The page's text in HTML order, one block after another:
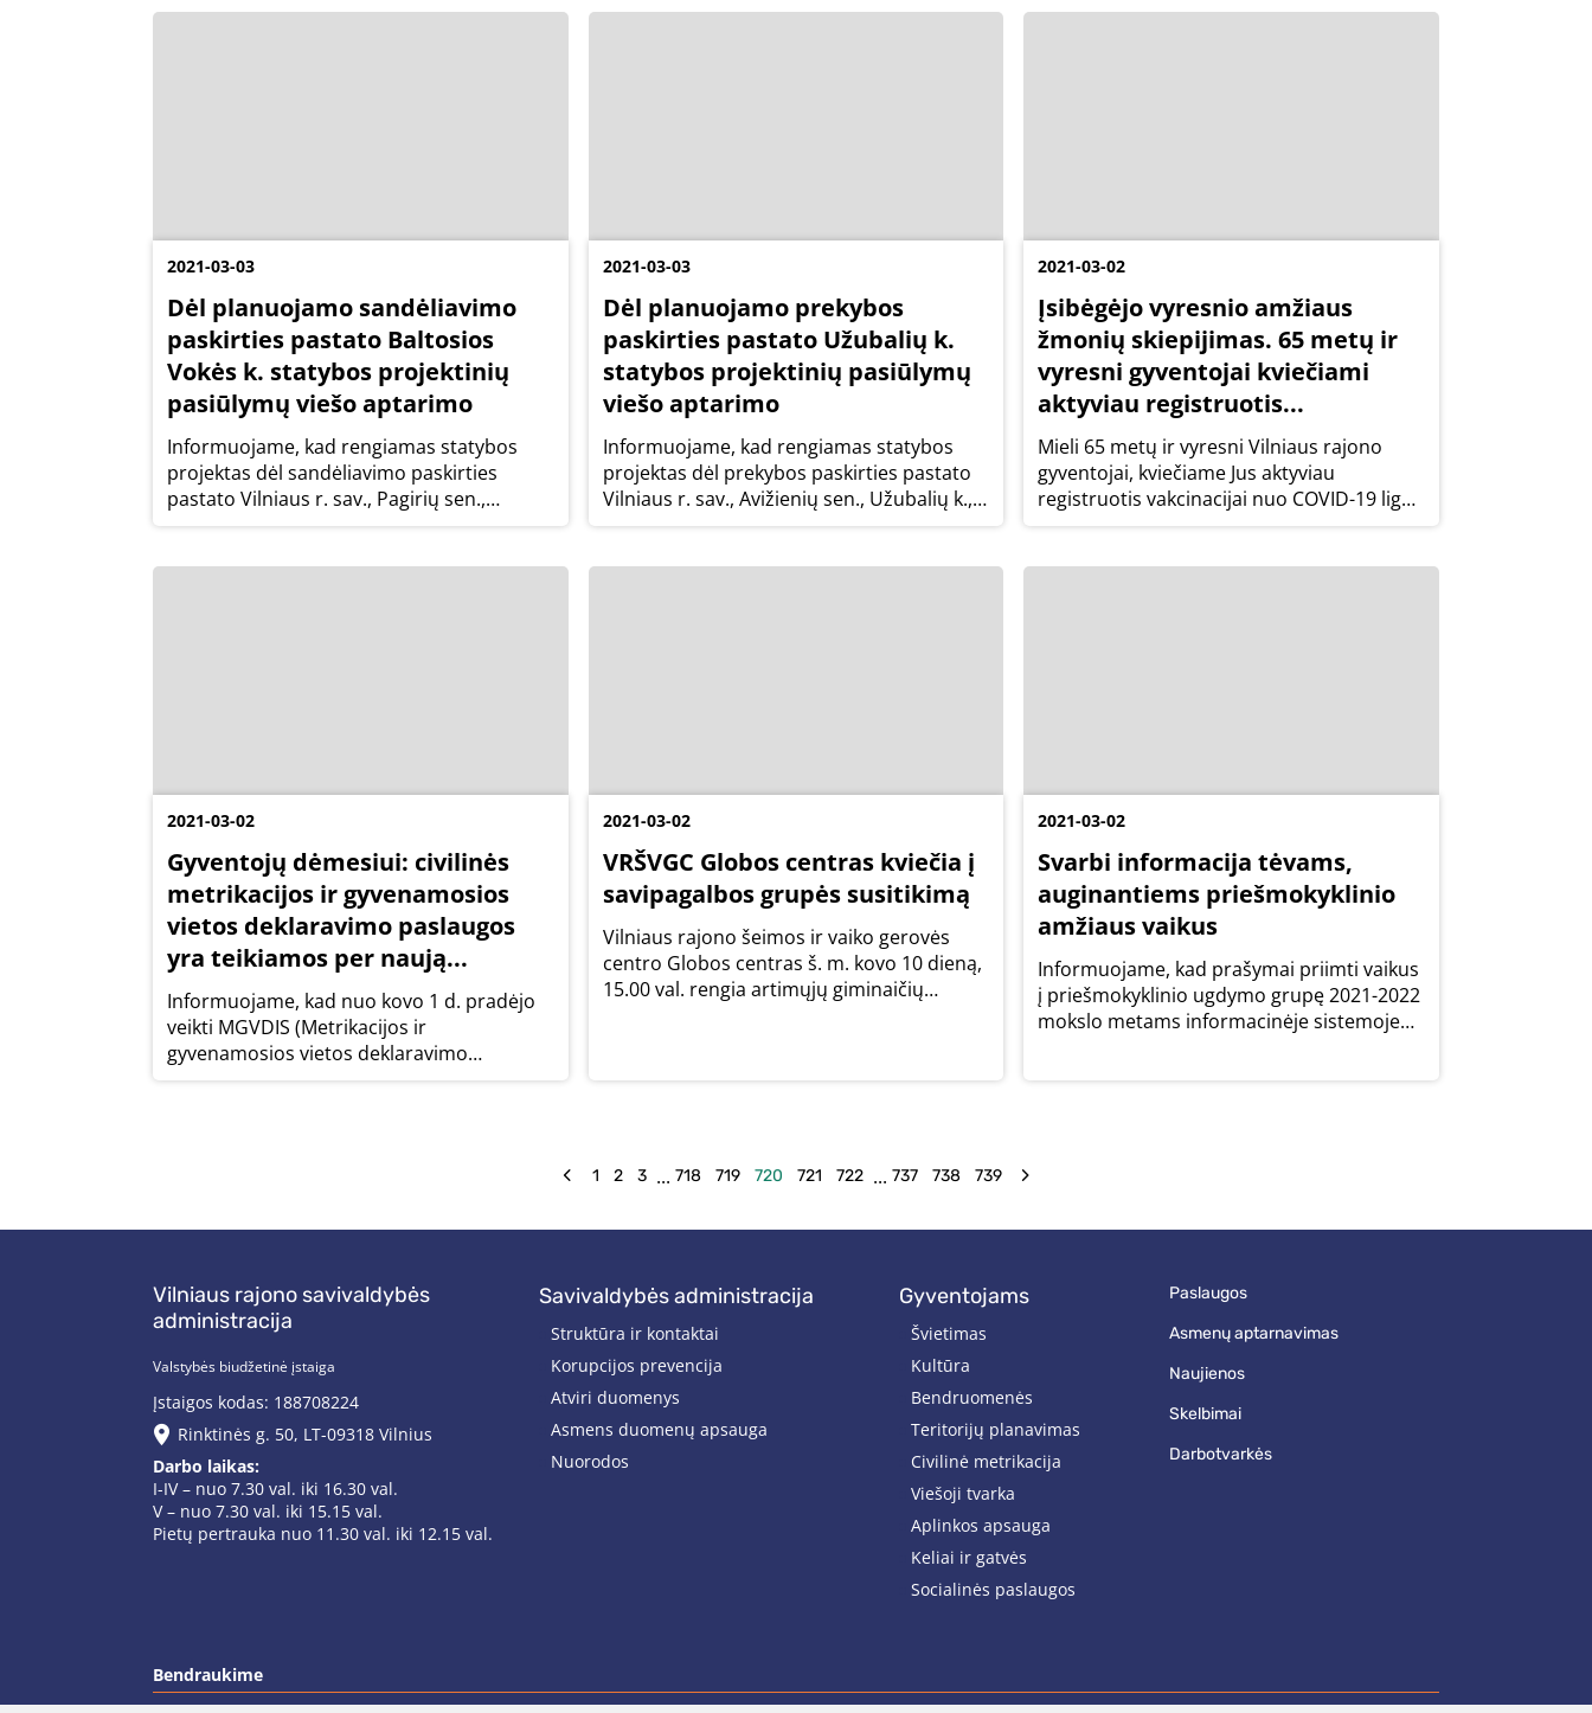
2021-03-03
Dėl planuojamo sandėliavimo
paskirties pastato Baltosios
Vokės k. statybos projektinių
pasiūlymų viešo aptarimo
Informuojame, kad rengiamas statybos
projektas dėl sandėliavimo paskirties
pastato Vilniaus r. sav., Pagirių sen.,
Baltosios Vokės k., Miško g. 8A.
2021-03-03
Dėl planuojamo prekybos
paskirties pastato Užubalių k.
statybos projektinių pasiūlymų
viešo aptarimo
Informuojame, kad rengiamas statybos
projektas dėl prekybos paskirties pastato
Vilniaus r. sav., Avižienių sen., Užubalių k.,
Senasis Ukmergės kel. 3A.
2021-03-02
Įsibėgėjo vyresnio amžiaus
žmonių skiepijimas. 65 metų ir
vyresni gyventojai kviečiami
aktyviau registruotis...
Mieli 65 metų ir vyresni Vilniaus rajono
gyventojai, kviečiame Jus aktyviau
registruotis vakcinacijai nuo COVID-19 ligos
ir taip apsaugoti save nuo susirgimo
2021-03-02
Gyventojų dėmesiui: civilinės
metrikacijos ir gyvenamosios
vietos deklaravimo paslaugos
yra teikiamos per naują...
Informuojame, kad nuo kovo 1 d. pradėjo
veikti MGVDIS (Metrikacijos ir
gyvenamosios vietos deklaravimo
informacinės sistemos) bandomoji
2021-03-02
VRŠVGC Globos centras kviečia į
savipagalbos grupės susitikimą
Vilniaus rajono šeimos ir vaiko gerovės
centro Globos centras š. m. kovo 10 dieną,
15.00 val. rengia artimųjų giminaičių
2021-03-02
Svarbi informacija tėvams,
auginantiems priešmokyklinio
amžiaus vaikus
Informuojame, kad prašymai priimti vaikus
į priešmokyklinio ugdymo grupę 2021-2022
mokslo metams informacinėje sistemoje
1 2 3 ... 718 719 720 721 722 ... 737 738 739
Vilniaus rajono savivaldybės
administracija
Valstybės biudžetinė įstaiga
Įstaigos kodas: 188708224
Rinktinės g. 50, LT-09318 Vilnius
Darbo laikas:
I-IV – nuo 7.30 val. iki 16.30 val.
V – nuo 7.30 val. iki 15.15 val.
Pietų pertrauka nuo 11.30 val. iki 12.15 val.
savivaldybės administracija
Struktūra ir kontaktai
Korupcijos prevencija
Atviri duomenys
Asmens duomenų apsauga
Nuorodos
gyventojams
Švietimas
Kultūra
Bendruomenės
Teritorijų planavimas
Civilinė metrikacija
Viešoji tvarka
Aplinkos apsauga
Keliai ir gatvės
Socialinės paslaugos
paslaugos
asmenų aptarnavimas
naujienos
skelbimai
darbotvarkės
Bendraukime